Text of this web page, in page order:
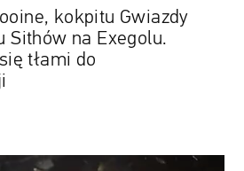
kokpitu Gwiazdy
Sithów na Exegolu.
tłami do